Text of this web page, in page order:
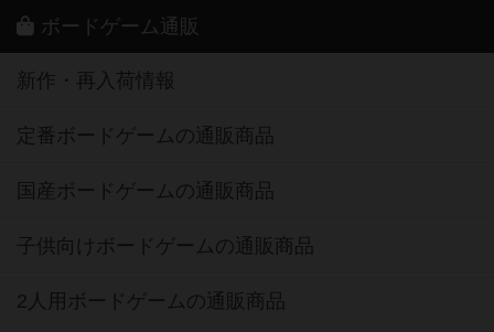
ボードゲーム通販
新作・再入荷情報
定番ボードゲームの通販商品
国産ボードゲームの通販商品
子供向けボードゲームの通販商品
2人用ボードゲームの通販商品